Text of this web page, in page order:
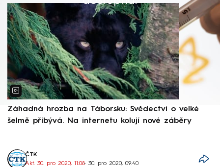
Záhadná hrozba na Táborsku: Svědectví o velké
šelmě přibývá. Na internetu kolují nové záběry
ČTK
Akt. 30. pro 2020, 11:08• 30. pro 2020, 09:40